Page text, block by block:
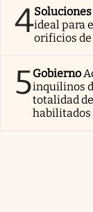
4Soluciones
ideal para
orificios
5Gobierno
inquilinos
totalidad